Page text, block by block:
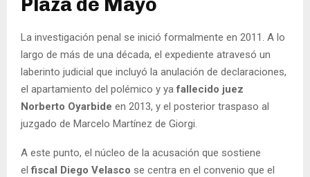
La investigación penal se inició formalmente en 2011. A lo
largo de más de una década, el expediente atravesó un
laberinto judicial que incluyó la anulación de declaraciones,
el apartamiento del polémico y yafallecido juez
Norberto Oyarbide en 2013, y el posterior traspaso al
juzgado de Marcelo Martínez de Giorgi.
A este punto, el núcleo de la acusación que sostiene
elfiscal Diego Velasco se centra en el convenio que el